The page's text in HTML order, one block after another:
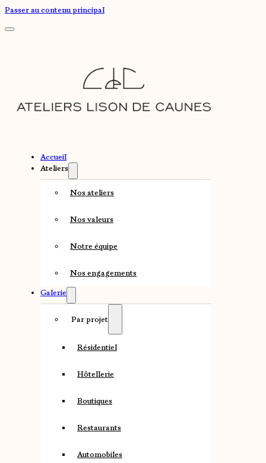
Passer au contenu principal
Accueil
Ateliers
Nos ateliers
Nos valeurs
Notre équipe
Nos engagements
Galerie
Par projet
Résidentiel
Hôtellerie
Boutiques
Restaurants
Automobiles